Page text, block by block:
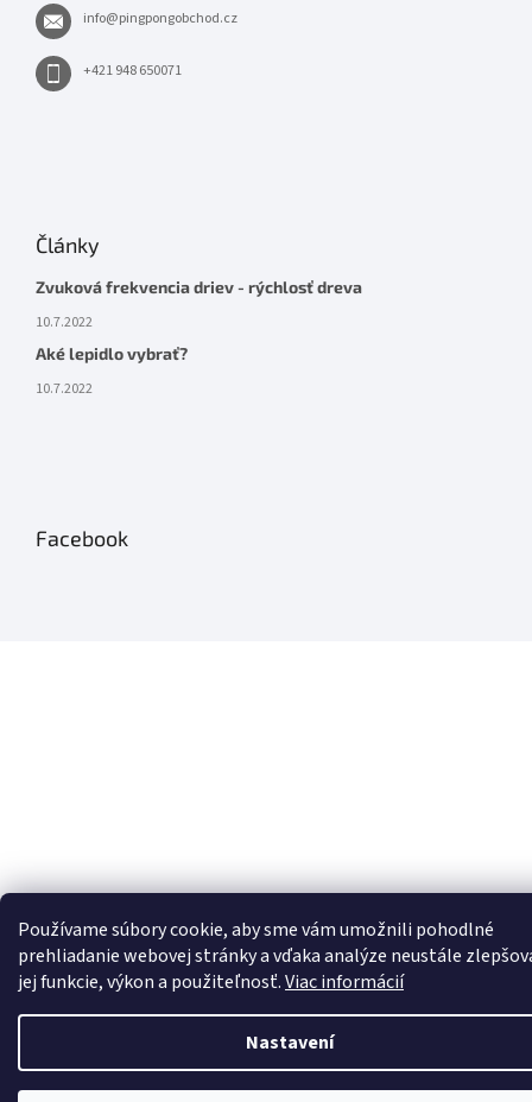
Používame súbory cookie, aby sme vám umožnili pohodlné
prehliadanie webovej stránky a vďaka analýze neustále
jej funkcie, výkon a použiteľnosť.Viac informácií
Nastavení
info@pingpongobchod.cz
+421 948 650071
Články
Zvuková frekvencia driev - rýchlosť dreva
10.7.2022
Aké lepidlo vybrať?
10.7.2022
Facebook